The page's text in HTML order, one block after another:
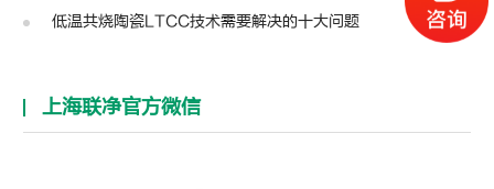
低温共烧陶瓷LTCC技术需要解决的十大问题
上海联净官方微信